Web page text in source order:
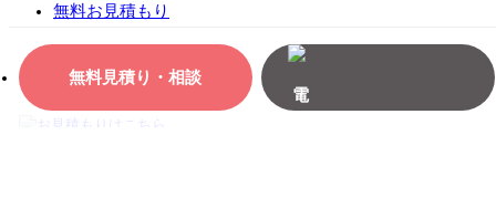
無料見積り・相談
無料お見積もり